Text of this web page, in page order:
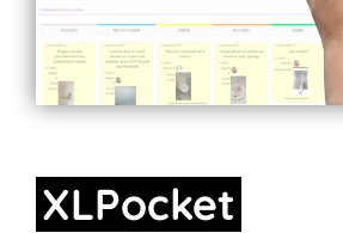
XLPocket